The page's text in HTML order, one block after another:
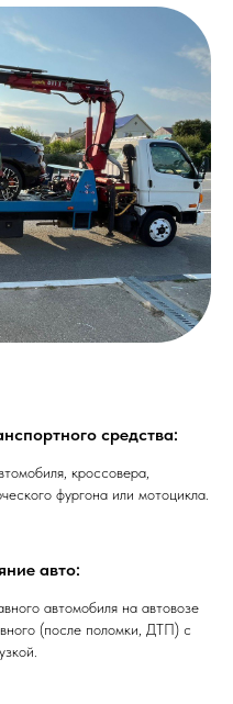
средства:
кроссовера,
фургона или мотоцикла.
авто:
автомобиля на автовозе
(после поломки, ДТП) с